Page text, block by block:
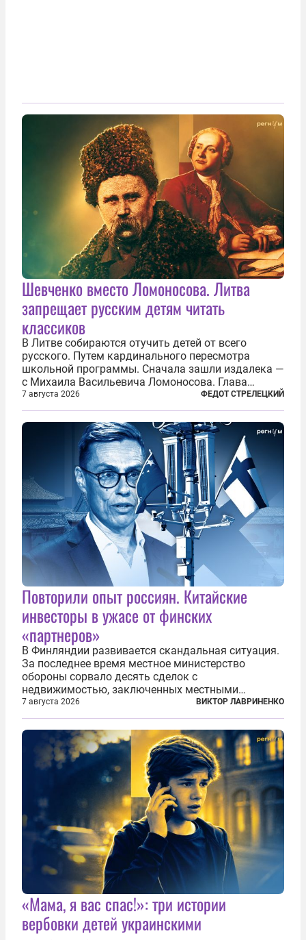
Шевченко вместо Ломоносова. Литва
запрещает русским детям читать
классиков
В Литве собираются отучить детей от всего
русского. Путем кардинального пересмотра
школьной программы. Сначала зашли издалека —
с Михаила Васильевича Ломоносова. Глава
правительства Литвы Миндаугас Синкявичюс
предложил исключить его тексты из программ
общего образования. Мотивировал он это тем,
7 августа 2026 ФЕДОТ СТРЕЛЕЦКИЙ
Повторили опыт россиян. Китайские
инвесторы в ужасе от финских
«партнеров»
В Финляндии развивается скандальная ситуация.
За последнее время местное министерство
обороны сорвало десять сделок с
недвижимостью, заключенных местными
фирмами с китайским капиталом. Чиновники
заявили, что они могли заключаться с целью
создания в Финляндии шпионской сети, чтобы
следить за...
7 августа 2026 ВИКТОР ЛАВРИНЕНКО
«Мама, я вас спас!»: три истории
вербовки детей украинскими